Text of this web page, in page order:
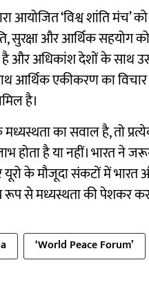
आयोजित ‘विश्व शांति मंच’
सुरक्षा और आर्थिक सहयोग
है और अधिकांश देशों के
आर्थिक एकीकरण का विचार
है।
मध्यस्थता का सवाल है, तो
होता है या नहीं। भारत
के मौजूदा संकटों में
रूप से मध्यस्थता की पेशकर कर
‘World Peace Forum’